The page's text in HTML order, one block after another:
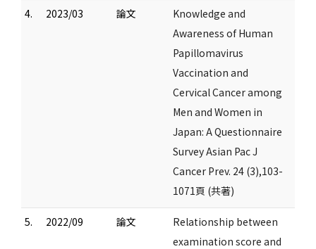
4. 2023/03 論文
Knowledge and
Awareness of Human
Papillomavirus
Vaccination and
Cervical Cancer among
Men and Women in
Japan: A Questionnaire
Survey Asian Pac J
Cancer Prev. 24 (3),103-
1071頁 (共著)
5. 2022/09 論文
Relationship between
examination score and